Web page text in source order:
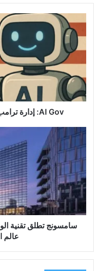
Gov:
إدارة
ترامب
ذكاء
اصطناعي
AI Gov: إدارة ترامب تُطلق روبوت ذكاء اصطناعي
سامسونج
تقنية
الورق
الالكتروني
الملون
المبتكرة
في
عالم
اللافتات
سامسونج تطلق تقنية
عالم